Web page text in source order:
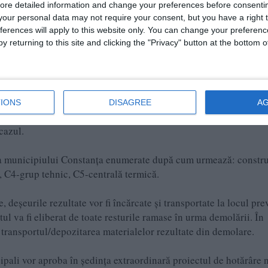
detailed information and change your preferences before
personal data may not require your consent, but you have a right
will apply to this website only. You can change your
returning to this site and clicking the "Privacy" button at the bottom
DISAGREE
implementării obiectivului de investiții
demolarea construcţiilor existente pe amplasamentul de pe
cu actualizarea/modificarea documentațiilor de
scopul solicitantului nu se încadrează în prevederile de
Constanţa enumerate după cum urmează:
grup tehnic, C5-centrală termică.
deşeurile rezultate vor fi încărcate şi transportate la locul
va fi eliberat de toate resturile ramase în urma demolării. În
depozitarea materialelor rezultate din demolare.
vor aproba în ședința extraordinară proiectul de hotărâre